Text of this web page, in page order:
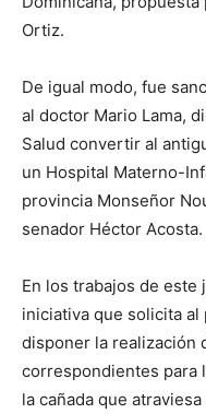
Ortiz.
De igual modo, fue
al doctor Mario Lama,
Salud convertir al
un Hospital Materno-
provincia Monseñor
senador Héctor Acosta.
En los trabajos de este
iniciativa que solicita
disponer la realización
correspondientes para
la cañada que